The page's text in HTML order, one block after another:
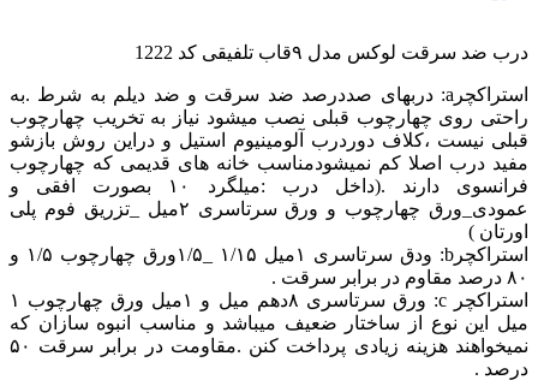
درب ضد سرقت لوکس مدل ۹قاب تلفیقی کد 1222
استراکچرa: دربهای صددرصد ضد سرقت و ضد دیلم به شرط .به
راحتی روی چهارچوب قبلی نصب میشود نیاز به تخریب چهارچوب
قبلی نیست ،کلاف دوردرب آلومینیوم استیل و دراین روش بازشو
مفید درب اصلا کم نمیشودمناسب خانه های قدیمی که چهارچوب
فرانسوی دارند ‌.(داخل درب :میلگرد ۱۰ بصورت افقی و
عمودی_ورق چهارچوب و ورق سرتاسری ۲میل _تزریق فوم پلی
اورتان )
استراکچرb: ودق سرتاسری ۱میل ۱/۱۵ _۱/۵ورق چهارچوب ۱/۵ و
۸۰ درصد مقاوم در برابر سرقت .
استراکچر c: ورق سرتاسری ۸دهم میل و ۱میل ورق چهارچوب ۱
میل این نوع از ساختار ضعیف میباشد و مناسب انبوه سازان که
نمیخواهند هزینه زیادی پرداخت کنن .مقاومت در برابر سرقت ۵۰
درصد .